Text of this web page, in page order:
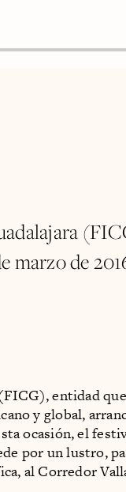
marzo de
entidad
y global,
ocasión, el
por un lustro,
al Corredor